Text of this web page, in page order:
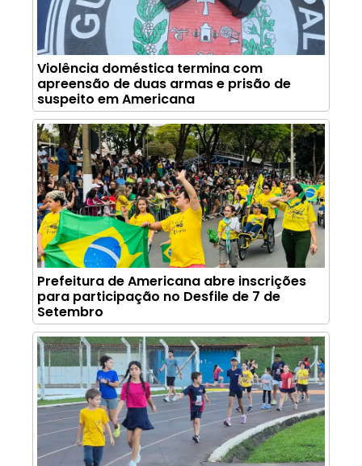
Violência doméstica termina com
apreensão de duas armas e prisão de
suspeito em Americana
Prefeitura de Americana abre inscrições
para participação no Desfile de 7 de
Setembro